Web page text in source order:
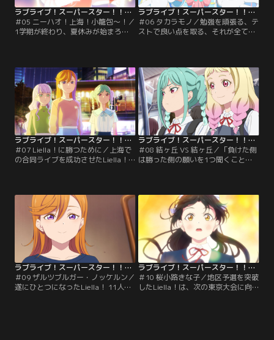
ラブライブ！スーパースター！！TVアニメ3期 第05話
＃05 ニーハオ！上海！小籠包～！／
1学期が終わり、夏休みが始まろう
まま歌を続けるか、歌をやめて大学
へ進学するか、思い悩んでいた可
可。そして夏休みを迎えたかのんの
元に届いた謎のエアメール、入って
いたのは上海への航空券だった。
【提供：バンダイチャンネル】
ラブライブ！スーパースター！！TVアニメ3期 第06話
＃06 タカラモノ／勉強を頑張る、テ
ストで良い点を取る、それが全てだ
の日、スクールアイドルに出会うま
では…可可の姉・萌萌の計らいで上
海音楽フェスに出場することになっ
たLiella！。一方で可可はスクール
アイドルを高校で終わりにして…。
【提供：バンダイチャンネル】
ラブライブ！スーパースター！！TVアニメ3期 第07話
＃07 Liella！に勝つために／上海で
の合同ライブを成功させたLiella！
に勝つことに拘るマルガレーテ。冬
毬もまた、Liella！との馴れ合いに
は否定的だった。しかし結ヶ丘から
ラブライブ！にエントリー出来るの
は1チームのみ。【提供：バンダイ
チャンネル】
ラブライブ！スーパースター！！TVアニメ3期 第08話
＃08 結ヶ丘 VS 結ヶ丘／「負けた側
は勝った側の願いを1つ聞くこと」
露する歌をつくる為、選ばれたメ
イ・夏美・冬毬・マルガレーテだっ
たが…意見は中々まとまらない。四
季の分析によれば、その原因は鬼塚
姉妹の不仲にあるようだった。【提
供：バンダイチャンネル】
ラブライブ！スーパースター！！TVアニメ3期 第09話
＃09 ザルツブルガー・ノッケルン／
遂にひとつになったLiella！ 11人で
ラブライブ！スーパースター！！TVアニメ3期 第10話
＃10 桜小路きな子／地区予選を突破
したLiella！は、次の東京大会に向